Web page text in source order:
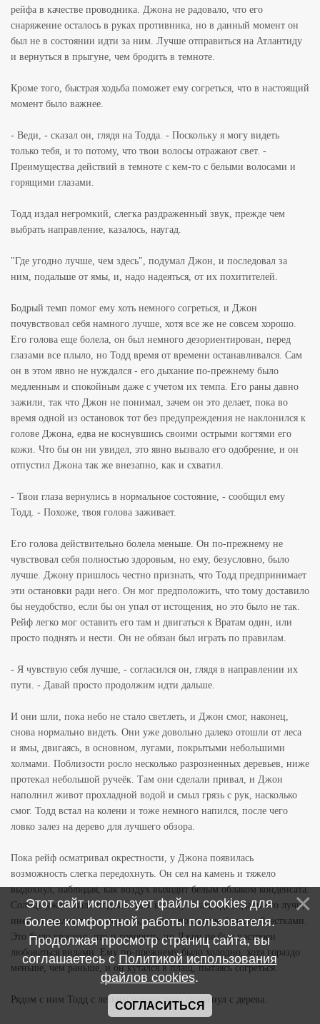
рейфа в качестве проводника. Джона не радовало, что его
снаряжение осталось в руках противника, но в данный момент он
был не в состоянии идти за ним. Лучше отправиться на Атлантиду
и вернуться в прыгуне, чем бродить в темноте.
Кроме того, быстрая ходьба поможет ему согреться, что в настоящий
момент было важнее.
- Веди, - сказал он, глядя на Тодда. - Поскольку я могу видеть
только тебя, и то потому, что твои волосы отражают свет. -
Преимущества действий в темноте с кем-то с белыми волосами и
горящими глазами.
Тодд издал негромкий, слегка раздраженный звук, прежде чем
выбрать направление, казалось, наугад.
"Где угодно лучше, чем здесь", подумал Джон, и последовал за
ним, подальше от ямы, и, надо надеяться, от их похитителей.
Бодрый темп помог ему хоть немного согреться, и Джон
почувствовал себя намного лучше, хотя все же не совсем хорошо.
Его голова еще болела, он был немного дезориентирован, перед
глазами все плыло, но Тодд время от времени останавливался. Сам
он в этом явно не нуждался - его дыхание по-прежнему было
медленным и спокойным даже с учетом их темпа. Его раны давно
зажили, так что Джон не понимал, зачем он это делает, пока во
время одной из остановок тот без предупреждения не наклонился к
голове Джона, едва не коснувшись своими острыми когтями его
кожи. Что бы он ни увидел, это явно вызвало его одобрение, и он
отпустил Джона так же внезапно, как и схватил.
- Твои глаза вернулись в нормальное состояние, - сообщил ему
Тодд. - Похоже, твоя голова заживает.
Его голова действительно болела меньше. Он по-прежнему не
чувствовал себя полностью здоровым, но ему, безусловно, было
лучше. Джону пришлось честно признать, что Тодд предпринимает
эти остановки ради него. Он мог предположить, что тому доставило
бы неудобство, если бы он упал от истощения, но это было не так.
Рейф легко мог оставить его там и двигаться к Вратам один, или
просто поднять и нести. Он не обязан был играть по правилам.
- Я чувствую себя лучше, - согласился он, глядя в направлении их
пути. - Давай просто продолжим идти дальше.
И они шли, пока небо не стало светлеть, и Джон смог, наконец,
снова нормально видеть. Они уже довольно далеко отошли от леса
и ямы, двигаясь, в основном, лугами, покрытыми небольшими
холмами. Поблизости росло несколько разрозненных деревьев, ниже
протекал небольшой ручеёк. Там они сделали привал, и Джон
наполнил живот прохладной водой и смыл грязь с рук, насколько
смог. Тодд встал на колени и тоже немного напился, после чего
ловко залез на дерево для лучшего обзора.
Пока рейф осматривал окрестности, у Джона появилась
возможность слегка передохнуть. Он сел на камень и тяжело
выдохнул, наблюдая, как воздух выходит белым облаком конденсата.
Солнце уже начало подниматься в небе, и там, где падали его лучи,
иней заставлял траву мерцать, словно покрытую белыми блестками.
Это было красиво, что и говорить, но Джон не был настроен
любоваться видами. Ему по-прежнему было холодно, хотя гораздо
меньше, чем раньше, и он кутался в плащ, пытаясь согреться.
Рядом с ним Тодд с легким изяществом спрыгнул с дерева.
Этот сайт использует файлы cookies для
более комфортной работы пользователя.
Продолжая просмотр страниц сайта, вы
соглашаетесь с Политикой использования
файлов cookies.
СОГЛАСИТЬСЯ